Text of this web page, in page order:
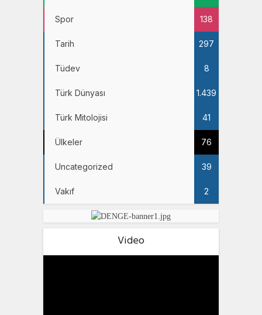
Spor 138
Tarih 297
Tüdev 8
Türk Dünyası 1.439
Türk Mitolojisi 41
Ülkeler 76
Uncategorized 39
Vakıf 2
Video